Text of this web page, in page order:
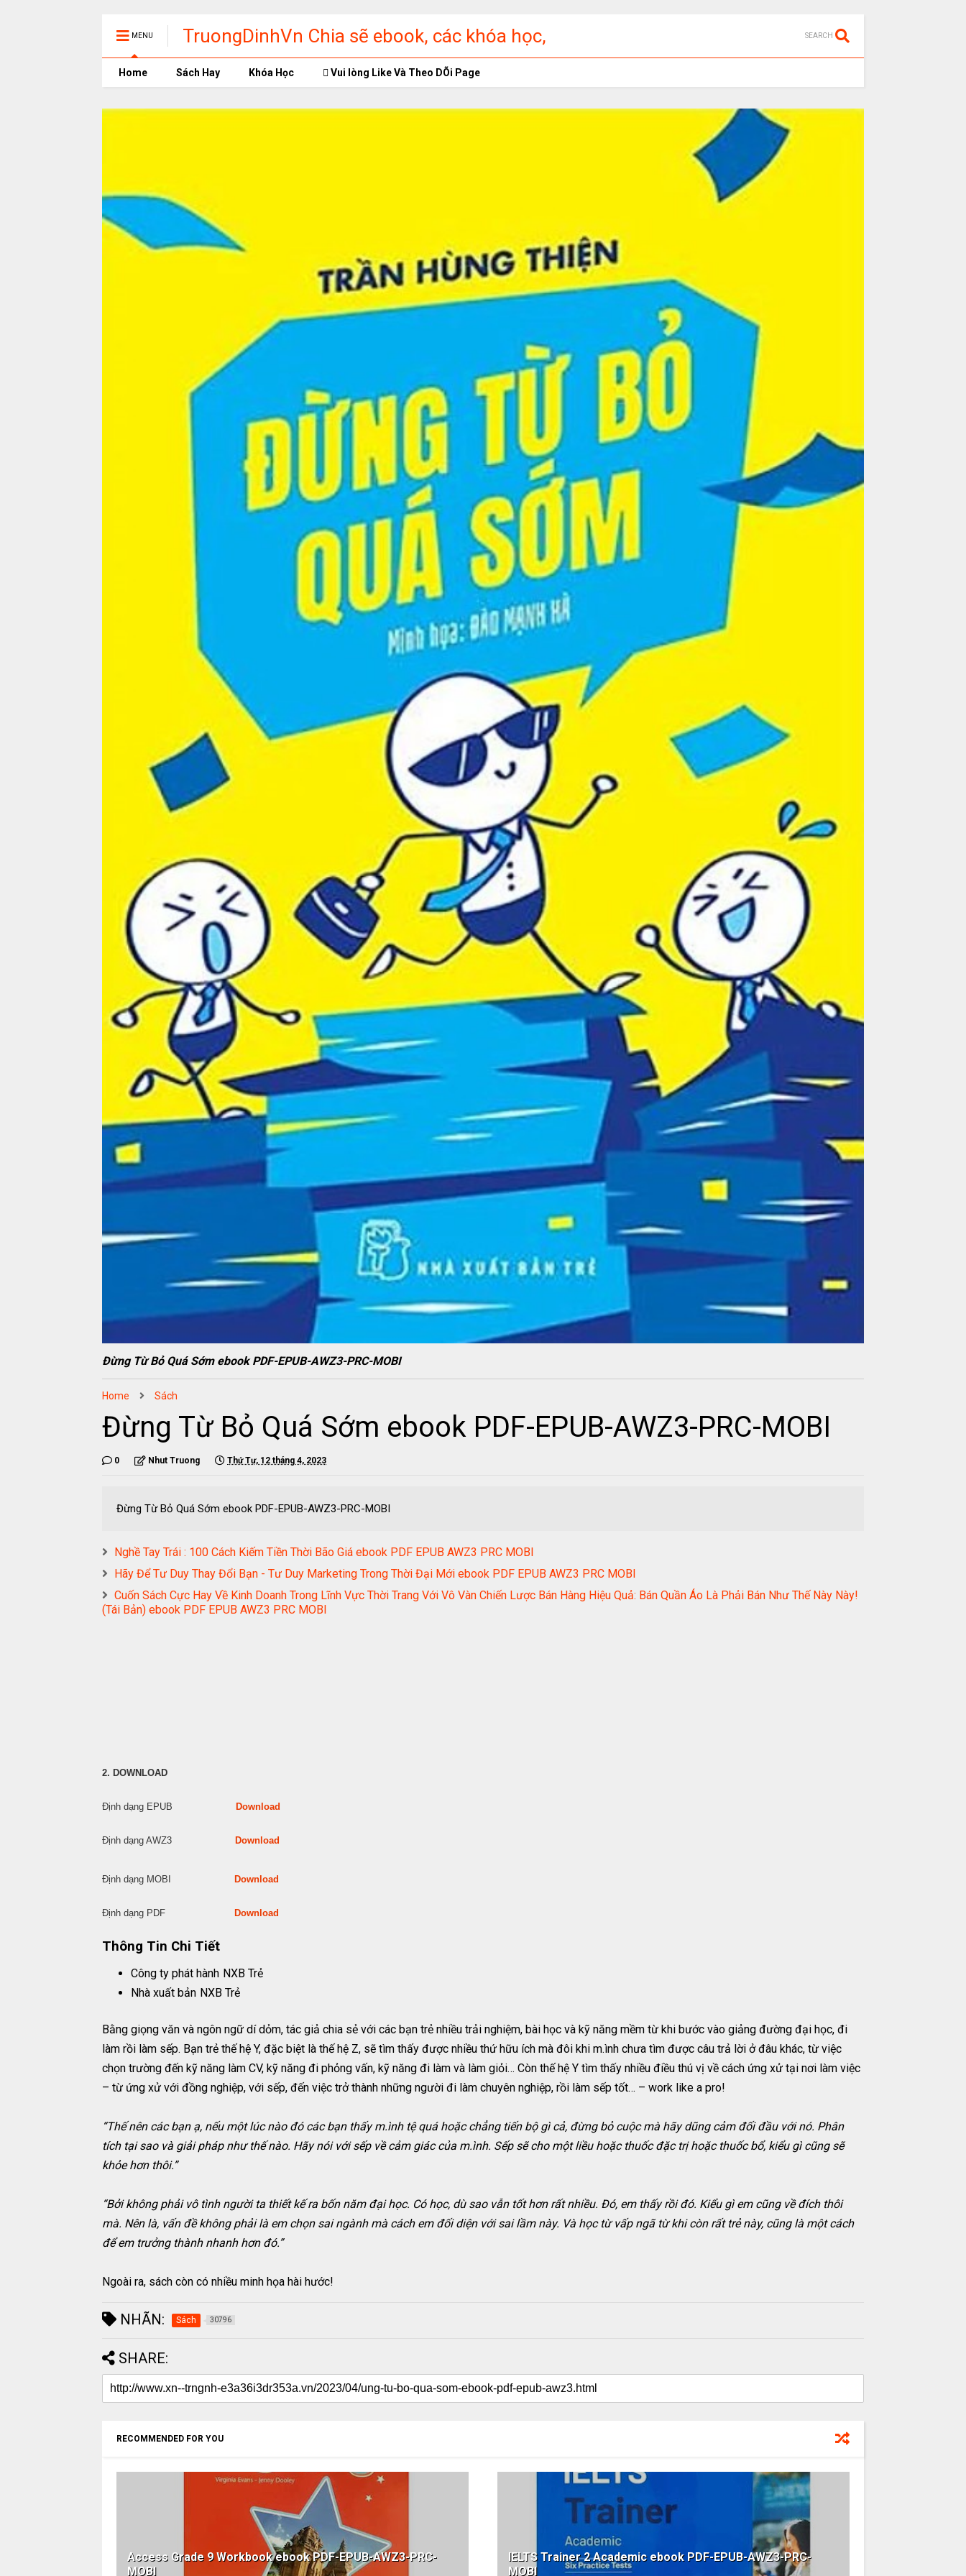
MENU
TruongDinhVn Chia sẽ ebook, các khóa học,
phần mềm học tập miễn phí
SEARCH
Home Sách Hay Khóa Học Vui lòng Like Và Theo DÕi Page
Đừng Từ Bỏ Quá Sớm ebook PDF-EPUB-AWZ3-PRC-MOBI
Home Sách
Đừng Từ Bỏ Quá Sớm ebook PDF-EPUB-AWZ3-PRC-MOBI
0 Nhut Truong Thứ Tư, 12 tháng 4, 2023
Đừng Từ Bỏ Quá Sớm ebook PDF-EPUB-AWZ3-PRC-MOBI
Nghề Tay Trái : 100 Cách Kiếm Tiền Thời Bão Giá ebook PDF EPUB AWZ3 PRC MOBI
Hãy Để Tư Duy Thay Đổi Bạn - Tư Duy Marketing Trong Thời Đại Mới ebook PDF EPUB AWZ3 PRC MOBI
Cuốn Sách Cực Hay Về Kinh Doanh Trong Lĩnh Vực Thời Trang Với Vô Vàn Chiến Lược Bán Hàng Hiệu Quả: Bán Quần Áo Là Phải Bán Như Thế Này Này!
(Tái Bản) ebook PDF EPUB AWZ3 PRC MOBI
2. DOWNLOAD
Định dạng EPUB Download
Định dạng AWZ3 Download
Định dạng MOBI Download
Định dạng PDF Download
Thông Tin Chi Tiết
Công ty phát hành NXB Trẻ
Nhà xuất bản NXB Trẻ
Bằng giọng văn và ngôn ngữ dí dỏm, tác giả chia sẻ với các bạn trẻ nhiều trải nghiệm, bài học và kỹ năng mềm từ khi bước vào giảng đường đại học, đi
làm rồi làm sếp. Bạn trẻ thế hệ Y, đặc biệt là thế hệ Z, sẽ tìm thấy được nhiều thứ hữu ích mà đôi khi m.ình chưa tìm được câu trả lời ở đâu khác, từ việc
chọn trường đến kỹ năng làm CV, kỹ năng đi phỏng vấn, kỹ năng đi làm và làm giỏi… Còn thế hệ Y tìm thấy nhiều điều thú vị về cách ứng xử tại nơi làm việc
– từ ứng xử với đồng nghiệp, với sếp, đến việc trở thành những người đi làm chuyên nghiệp, rồi làm sếp tốt… – work like a pro!
“Thế nên các bạn ạ, nếu một lúc nào đó các bạn thấy m.ình tệ quá hoặc chẳng tiến bộ gì cả, đừng bỏ cuộc mà hãy dũng cảm đối đầu với nó. Phân
tích tại sao và giải pháp như thế nào. Hãy nói với sếp về cảm giác của m.ình. Sếp sẽ cho một liều hoặc thuốc đặc trị hoặc thuốc bổ, kiểu gì cũng sẽ
khỏe hơn thôi.”
“Bởi không phải vô tình người ta thiết kế ra bốn năm đại học. Có học, dù sao vẫn tốt hơn rất nhiều. Đó, em thấy rồi đó. Kiểu gì em cũng về đích thôi
mà. Nên là, vấn đề không phải là em chọn sai ngành mà cách em đối diện với sai lầm này. Và học từ vấp ngã từ khi còn rất trẻ này, cũng là một cách
để em trưởng thành nhanh hơn đó.”
Ngoài ra, sách còn có nhiều minh họa hài hước!
NHÃN: Sách 30796
SHARE:
RECOMMENDED FOR YOU
Access Grade 9 Workbook ebook PDF-EPUB-AWZ3-PRC-
MOBI
IELTS Trainer 2 Academic ebook PDF-EPUB-AWZ3-PRC-
MOBI